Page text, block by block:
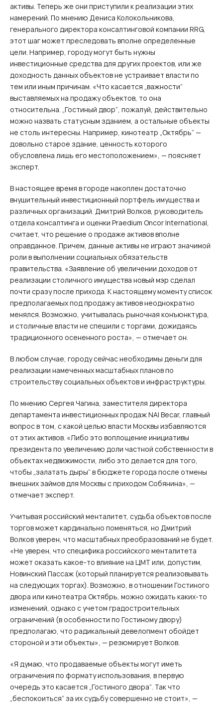
активы. Теперь же они приступили к реализации этих
намерений. По мнению Дениса Колокольникова,
генерального директора консалтинговой компании RRG,
этот шаг может преследовать вполне определенные
цели. Например, городу могут быть нужны
инвестиционные средства для других проектов, или же
доходность данных объектов не устраивает власти по
тем или иным причинам. «Что касается „важности“
выставляемых на продажу объектов, то она
относительна. „Гостиный двор“, пожалуй, действительно
можно назвать статусным зданием, а остальные объекты
не столь интересны. Например, кинотеатр „Октябрь“ —
довольно старое здание, ценность которого
обусловлена лишь его местоположением», — поясняет
эксперт.
В настоящее время в городе накоплен достаточно
внушительный инвестиционный портфель имущества и
различных организаций. Дмитрий Волков, руководитель
отдела консалтинга и оценки Praedium Oncor International,
считает, что решение о продаже активов вполне
оправданное. Причем, данные активы не играют значимой
роли в выполнении социальных обязательств
правительства. «Заявление об увеличении доходов от
реализации столичного имущества новый мэр сделал
почти сразу после прихода. К настоящему моменту список
предполагаемых под продажу активов неоднократно
менялся. Возможно, учитывалась рыночная конъюнктура,
и столичные власти не спешили с торгами, дожидаясь
традиционного осененного роста», — отмечает он.
В любом случае, городу сейчас необходимы деньги для
реализации намеченных масштабных планов по
строительству социальных объектов и инфраструктуры.
По мнению Сергея Чагина, заместителя директора
департамента инвестиционных продаж NAI Becar, главный
вопрос в том, с какой целью власти Москвы избавляются
от этих активов. «Либо это воплощение инициативы
президента по увеличению доли частной собственности в
объектах недвижимости, либо это делается для того,
чтобы „залатать дыры“ в бюджете города после отмены
внешних займов для Москвы с приходом Собянина», —
отмечает эксперт.
Учитывая российский менталитет, судьба объектов после
торгов может кардинально поменяться, но Дмитрий
Волков уверен, что масштабных преобразований не будет.
«Не уверен, что специфика российского менталитета
может оказать какое-то влияние на ЦМТ или, допустим,
Новинский Пассаж (который планируется реализовывать
на следующих торгах). Возможно, в отношении Гостиного
двора или кинотеатра Октябрь, можно ожидать каких-то
изменений, однако с учетом градостроительных
ограничений (в особенности по Гостиному двору)
предполагаю, что радикальный девелопмент обойдет
стороной и эти объекты», — резюмирует Волков.
«Я думаю, что продаваемые объекты могут иметь
ограничения по формату использования, в первую
очередь это касается „Гостиного двора“. Так что
„беспокоиться“ за их судьбу совершенно не стоит», —